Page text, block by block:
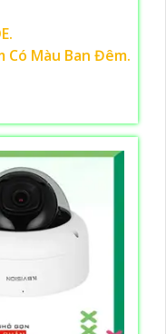
Có Màu Ban Đêm.